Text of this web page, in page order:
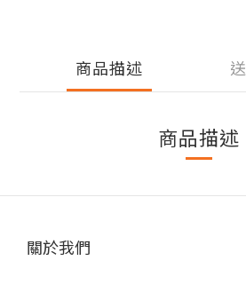
商品描述
商品描述
關於我們